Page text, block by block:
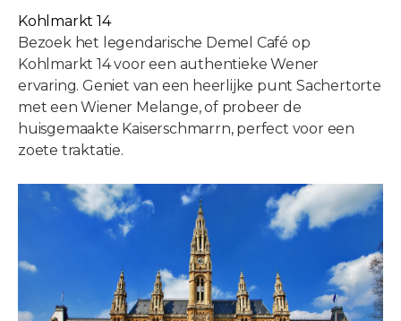
Kohlmarkt 14
Bezoek het legendarische Demel Café op
Kohlmarkt 14 voor een authentieke Wener
ervaring. Geniet van een heerlijke punt Sachertorte
met een Wiener Melange, of probeer de
huisgemaakte Kaiserschmarrn, perfect voor een
zoete traktatie.